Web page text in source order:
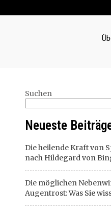
Suchen
Neueste
Die heilende Kraft von
nach Hildegard von
Die möglichen
Augentrost: Was Sie